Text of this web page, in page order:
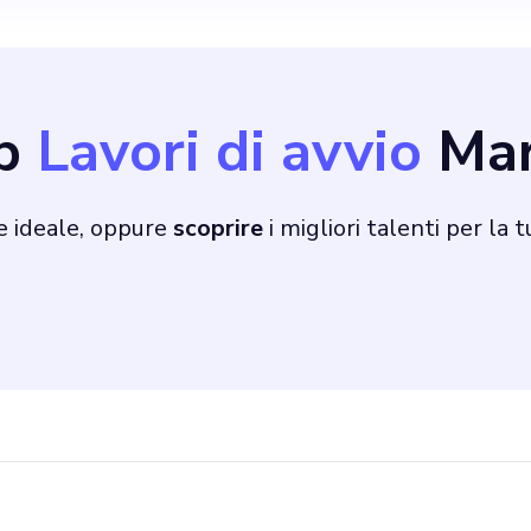
per realizzare la
più sicura
hub
startup
Lavori di avvio
ideale, oppure scoprirei migliori talenti per la